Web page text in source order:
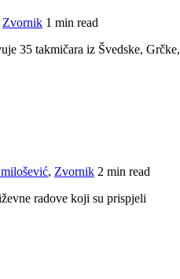
Zvornik 1 min read
35 takmičara iz Švedske, Grčke,
, Zvornik 2 min read
radove koji su prispjeli